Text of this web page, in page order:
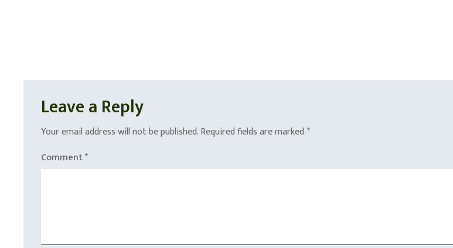
Leave a Reply
Your email address will not be published.Required fields are marked *
Comment*